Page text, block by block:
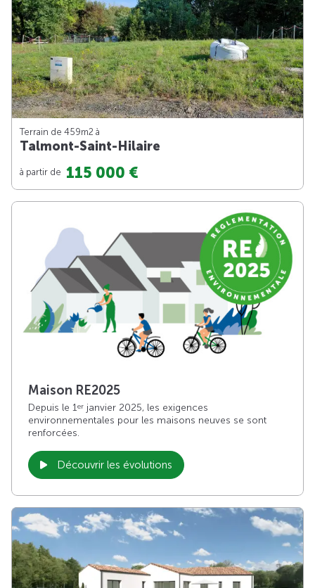
Terrain de 459m2 à
Talmont-Saint-Hilaire
à partir de 115 000 €
Maison RE2025
Depuis le 1er janvier 2025, les exigences
environnementales pour les maisons neuves se sont
renforcées.
Découvrir les évolutions